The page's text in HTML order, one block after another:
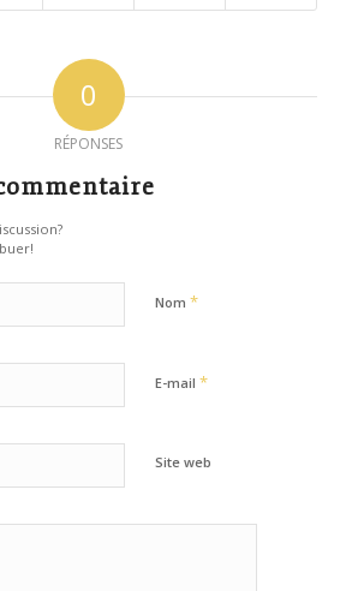
0
RÉPONSES
Nom *
E-mail *
Site web